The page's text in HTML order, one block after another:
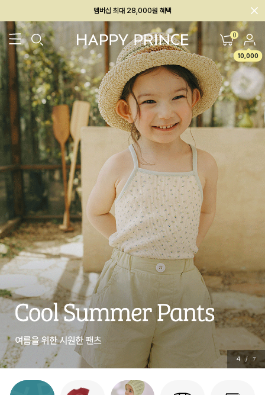
회원전용 아울렛, 가입하면 ~60% 할인!
멤버십 최대 28,000원 혜택 0
10,000
26SS 신상 BEST BABY[6~12M] 아우터/상의 하의/레깅스
5 / 7